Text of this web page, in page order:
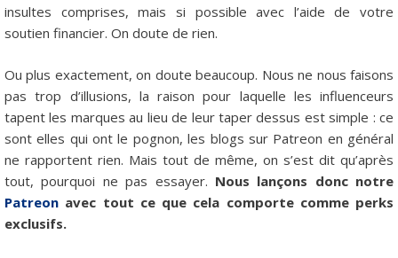
insultes comprises, mais si possible avec l’aide de votre
soutien financier. On doute de rien.
Ou plus exactement, on doute beaucoup. Nous ne nous faisons
pas trop d’illusions, la raison pour laquelle les influenceurs
tapent les marques au lieu de leur taper dessus est simple : ce
sont elles qui ont le pognon, les blogs sur Patreon en général
ne rapportent rien. Mais tout de même, on s’est dit qu’après
tout, pourquoi ne pas essayer. Nous lançons donc notre
Patreon avec tout ce que cela comporte comme perks
exclusifs.